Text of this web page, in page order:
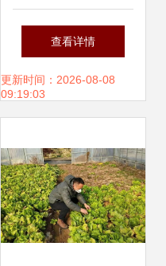
施策科学指导 灾后
农业复产与病虫害
查看详情
更新时间：2026-08-08
09:19:03